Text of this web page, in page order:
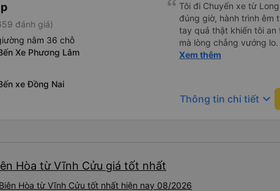
đánh giá)
nằm 36 chỗ
Xe Phương Lâm
xe Đồng Nai
Tôi đi Chuyến xe từ
đúng giờ, hành trình êm
tay quả thật khiến tôi an tâm, mãn ý. Đường xa muôn dặm
mà lòng chẳng vướng
cẩn, hiếm thấy giữa thời
Xem thêm
Thông tin chi tiết keyboard_arrow_down
Hòa từ Vĩnh Cửu giá tốt nhất
Hòa từ Vĩnh Cửu tốt nhất hiện nay 08/2026